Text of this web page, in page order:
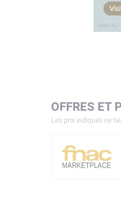
OFFRES ET
Les prix indiqués ne